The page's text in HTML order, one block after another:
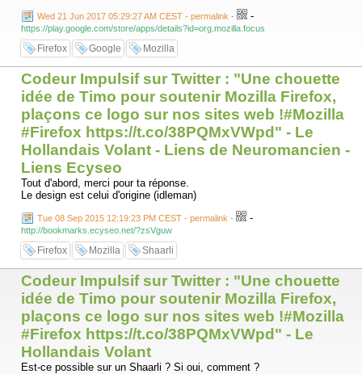
Wed 21 Jun 2017 05:29:27 AM CEST - permalink - -
https://play.google.com/store/apps/details?id=org.mozilla.focus
Firefox Google Mozilla
Codeur Impulsif sur Twitter : "Une chouette
idée de Timo pour soutenir Mozilla Firefox,
plaçons ce logo sur nos sites web !#Mozilla
#Firefox https://t.co/38PQMxVWpd" - Le
Hollandais Volant - Liens de Neuromancien -
Liens Ecyseo
Tout d'abord, merci pour ta réponse.
Le design est celui d'origine (idleman)
Tue 08 Sep 2015 12:19:23 PM CEST - permalink - -
http://bookmarks.ecyseo.net/?zsVguw
Firefox Mozilla Shaarli
Codeur Impulsif sur Twitter : "Une chouette
idée de Timo pour soutenir Mozilla Firefox,
plaçons ce logo sur nos sites web !#Mozilla
#Firefox https://t.co/38PQMxVWpd" - Le
Hollandais Volant
Est-ce possible sur un Shaarli ? Si oui, comment ?